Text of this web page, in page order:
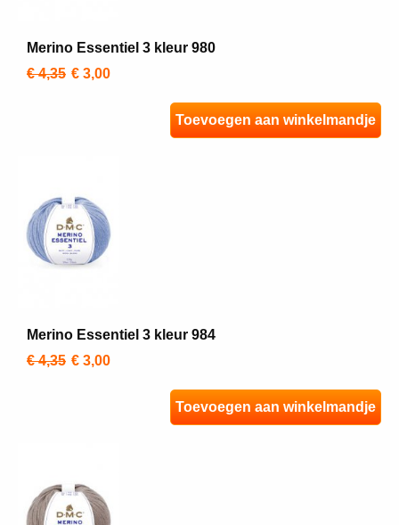
Merino Essentiel 3 kleur 980
€ 4,35 € 3,00
Toevoegen aan winkelmandje
Merino Essentiel 3 kleur 984
€ 4,35 € 3,00
Toevoegen aan winkelmandje